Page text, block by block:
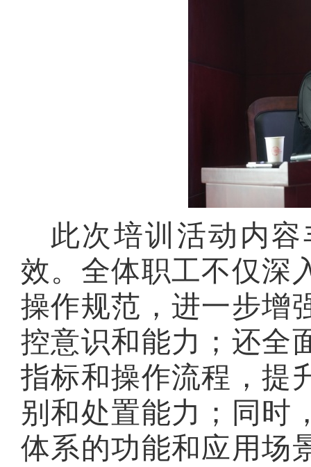
此次培训活动内
效。全体职工不仅深
操作规范，进一步增
控意识和能力；还全
指标和操作流程，提
别和处置能力；同时
体系的功能和应用场